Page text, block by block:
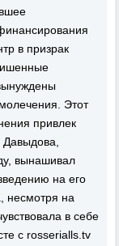
в призрак
Этот
привлек
вынашивал
на его
несмотря на
в себе
с rosserialls.tv